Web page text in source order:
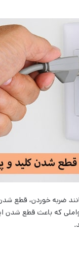
ضربه خوردن، قطع
که باعث قطع شدن